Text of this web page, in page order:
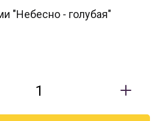
"Небесно - голубая"